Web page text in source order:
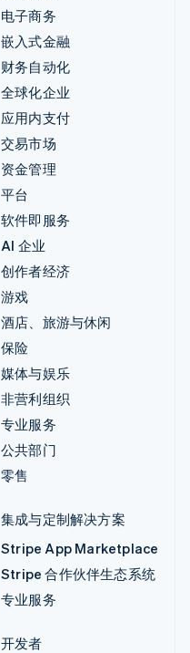
电子商务
嵌入式金融
财务自动化
全球化企业
应用内支付
交易市场
资金管理
平台
软件即服务
AI 企业
创作者经济
游戏
酒店、旅游与休闲
保险
媒体与娱乐
非营利组织
专业服务
公共部门
零售
集成与定制解决方案
Stripe App Marketplace
Stripe 合作伙伴生态系统
专业服务
开发者